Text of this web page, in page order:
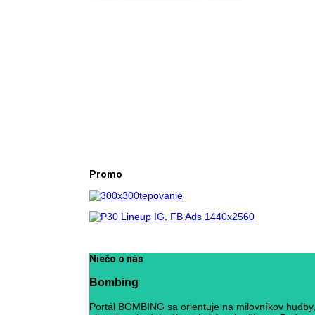
Promo
Niečo o nás
Bombing
Portál BOMBING sa orientuje na milovníkov